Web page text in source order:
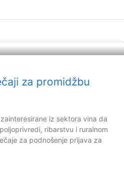
za promidžbu
iz sektora vina da
ribarstvu i ruralnom
za podnošenje prijava za